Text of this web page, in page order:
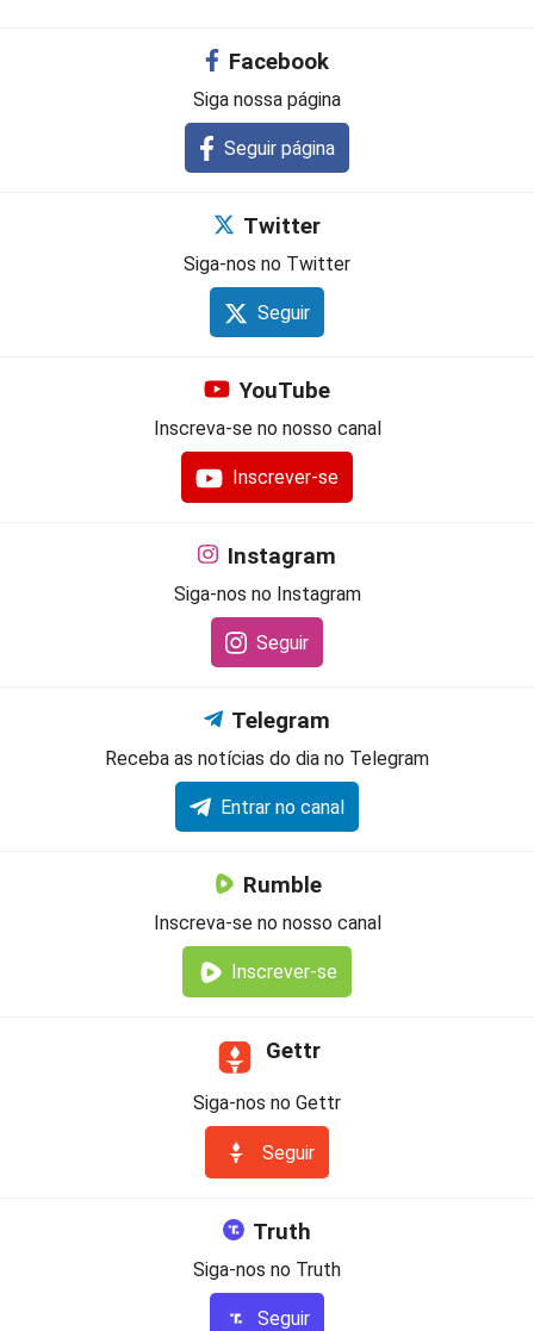
Facebook
Siga nossa página
Seguir página
Twitter
Siga-nos no Twitter
Seguir
YouTube
Inscreva-se no nosso canal
Inscrever-se
Instagram
Siga-nos no Instagram
Seguir
Telegram
Receba as notícias do dia no Telegram
Entrar no canal
Rumble
Inscreva-se no nosso canal
Inscrever-se
Gettr
Siga-nos no Gettr
Seguir
Truth
Siga-nos no Truth
Seguir